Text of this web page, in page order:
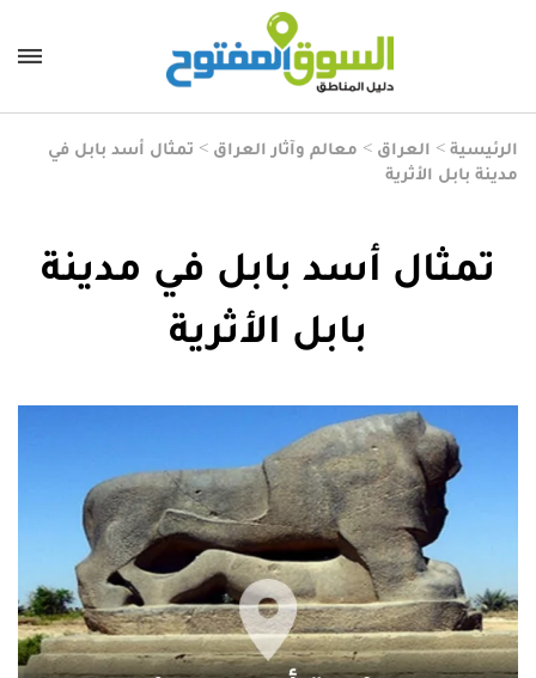
الرئيسية > العراق > معالم وآثار العراق > تمثال أسد بابل في
مدينة بابل الأثرية
تمثال أسد بابل في مدينة
بابل الأثرية